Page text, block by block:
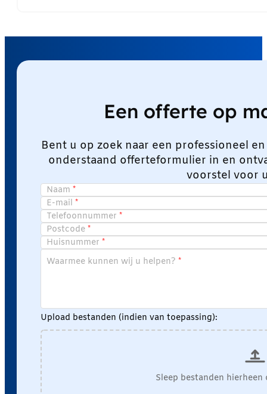
Een offerte op
Bent u op zoek naar een professioneel
onderstaand offerteformulier in en
voorstel voor
Naam
E-mail
Telefoonnummer
Postcode
Huisnummer
Waarmee kunnen wij u helpen?
Upload bestanden (indien van toepassing):
Sleep bestanden